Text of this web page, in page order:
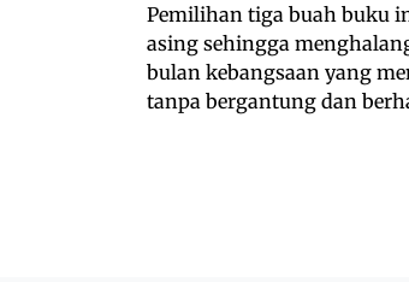
Pemilihan tiga buah buku
asing sehingga
bulan kebangsaan yang
tanpa bergantung dan